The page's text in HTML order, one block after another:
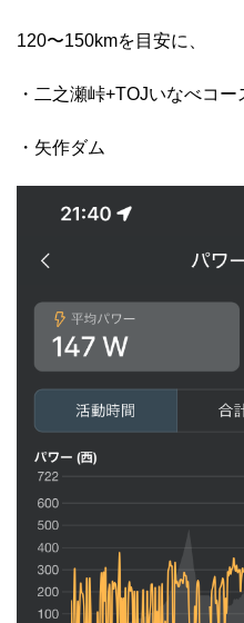
120〜150kmを目安に、
・二之瀬峠+TOJいなべコー
・矢作ダム